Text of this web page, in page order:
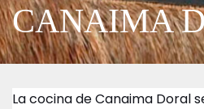
CANAIMA
La cocina de Canaima Doral